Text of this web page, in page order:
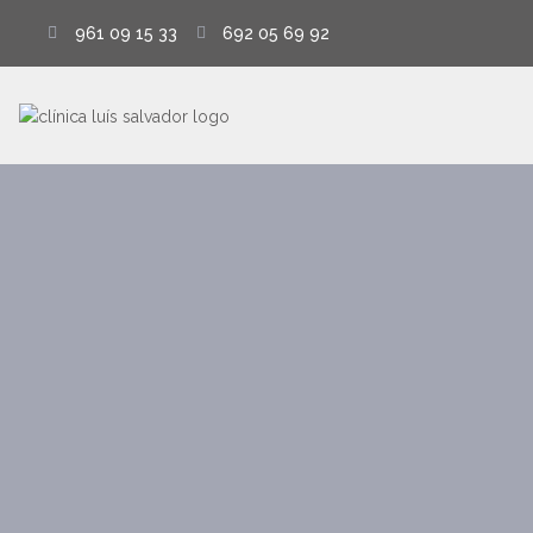
961 09 15 33 692 05 69 92